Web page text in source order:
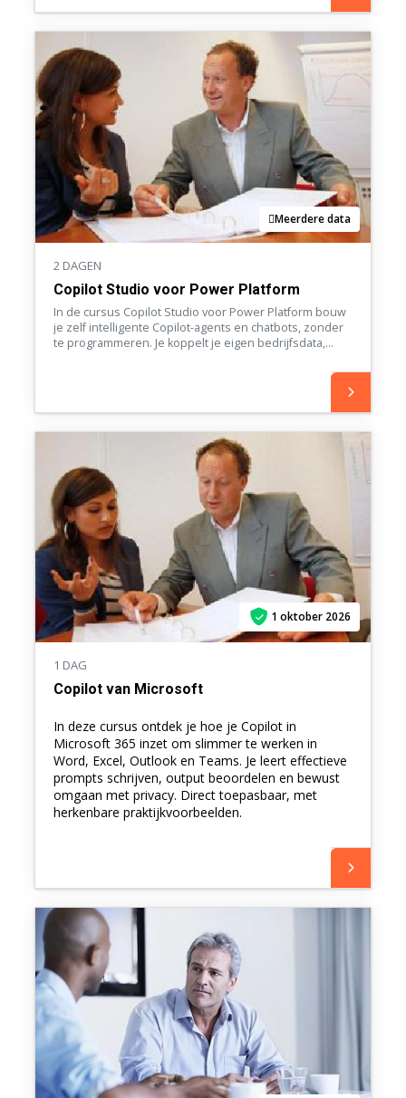
Meerdere data
2 DAGEN
Copilot Studio voor Power Platform
In de cursus Copilot Studio voor Power Platform bouw
je zelf intelligente Copilot-agents en chatbots, zonder
te programmeren. Je koppelt je eigen bedrijfsdata,
agents in Teams of op een externe website. Aan het
1 oktober 2026
1 DAG
Copilot van Microsoft
In deze cursus ontdek je hoe je Copilot in
Microsoft 365 inzet om slimmer te werken in
Word, Excel, Outlook en Teams. Je leert effectieve
prompts schrijven, output beoordelen en bewust
omgaan met privacy. Direct toepasbaar, met
herkenbare praktijkvoorbeelden.